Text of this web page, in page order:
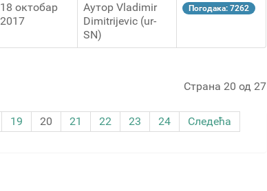
18 октобар
2017
Аутор Vladimir
Dimitrijevic (ur-
SN)
Погодака: 7262
Страна 20 од 27
19 20 21 22 23 24
Следећа